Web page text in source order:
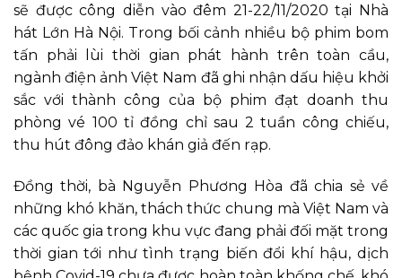
sẽ được công diễn vào đêm 21-22/11/2020 tại Nhà
hát Lớn Hà Nội. Trong bối cảnh nhiều bộ phim bom
tấn phải lùi thời gian phát hành trên toàn cầu,
ngành điện ảnh Việt Nam đã ghi nhận dấu hiệu khởi
sắc với thành công của bộ phim đạt doanh thu
phòng vé 100 tỉ đồng chỉ sau 2 tuần công chiếu,
thu hút đông đảo khán giả đến rạp.
Đồng thời, bà Nguyễn Phương Hòa đã chia sẻ về
những khó khăn, thách thức chung mà Việt Nam và
các quốc gia trong khu vực đang phải đối mặt trong
thời gian tới như tình trạng biến đổi khí hậu, dịch